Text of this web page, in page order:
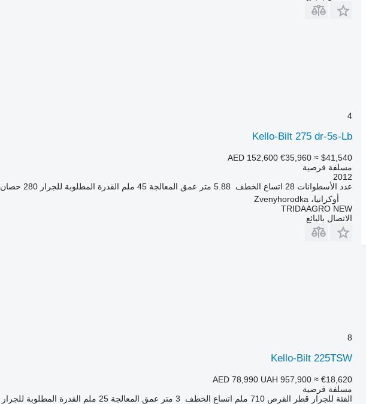
4
Kello-Bilt 275 dr-5s-Lb
AED 152,600 €35,960 ≈ $41,540
مسلفة قرصية
2012
عدد الأسطوانات 28 اتساع الخطف 5.88 متر عمق المعالجة 45 ملم القدرة المطلوبة للجرار 280 حصان
أوكرانيا، Zvenyhorodka
TRIDAAGRO NEW
الاتصال بالبائع
8
Kello-Bilt 225TSW
AED 78,990 UAH 957,900 ≈ €18,620
مسلفة قرصية
الفئة للجرار قطر القرص 710 ملم اتساع الخطف 3 متر عمق المعالجة 25 ملم القدرة المطلوبة للجرار